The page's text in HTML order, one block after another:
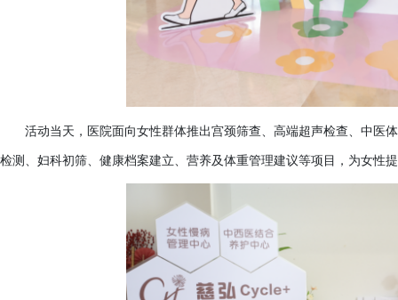
活动当天，医院面向女性群体推出宫颈筛查、高端超声检查、中医
检测、妇科初筛、健康档案建立、营养及体重管理建议等项目，为女性